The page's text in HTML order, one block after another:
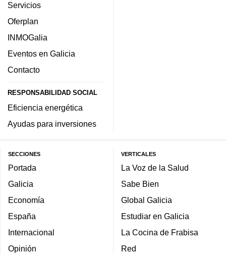
Servicios
Oferplan
INMOGalia
Eventos en Galicia
Contacto
RESPONSABILIDAD SOCIAL
Eficiencia energética
Ayudas para inversiones
SECCIONES
Portada
Galicia
Economía
España
Internacional
Opinión
VERTICALES
La Voz de la Salud
Sabe Bien
Global Galicia
Estudiar en Galicia
La Cocina de Frabisa
Red